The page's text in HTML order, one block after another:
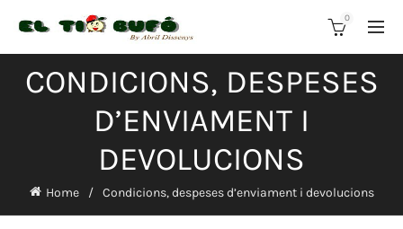
0
CONDICIONS, DESPESES
D’ENVIAMENT I
DEVOLUCIONS
Home Condicions, despeses d’enviament i devolucions